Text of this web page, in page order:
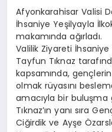
SPOR
YAŞAM
Afyonkarahisar Valisi
İhsaniye Yeşilyayla
makamında ağırladı.
Valilik Ziyareti
Tayfun Tıknaz
kapsamında,
olmak rüyasını
amacıyla bir buluşma
Tıknaz’ın yanı sıra
Ciğirdik ve Ayşe